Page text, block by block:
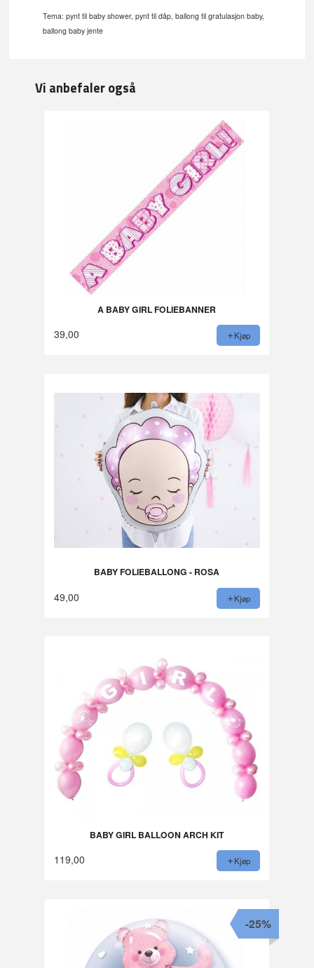
Tema: pynt til baby shower, pynt til dåp, ballong til gratulasjon baby,
ballong baby jente
Vi anbefaler også
A BABY GIRL FOLIEBANNER
39,00 Kjøp
BABY FOLIEBALLONG - ROSA
49,00 Kjøp
BABY GIRL BALLOON ARCH KIT
119,00 Kjøp
-25%